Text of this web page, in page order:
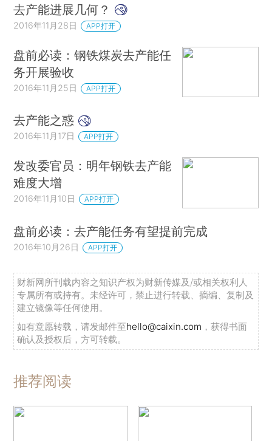
去产能进展几何？
2016年11月28日 APP打开
盘前必读：钢铁煤炭去产能任
务开展验收
2016年11月25日 APP打开
去产能之惑
2016年11月17日 APP打开
发改委官员：明年钢铁去产能
难度大增
2016年11月10日 APP打开
盘前必读：去产能任务有望提前完成
2016年10月26日 APP打开
财新网所刊载内容之知识产权为财新传媒及/或相关权利人
专属所有或持有。未经许可，禁止进行转载、摘编、复制及
建立镜像等任何使用。
如有意愿转载，请发邮件至hello@caixin.com ，获得书面
确认及授权后，方可转载。
推荐阅读